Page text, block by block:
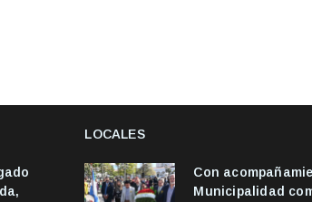
LOCALES
Con
Municipalidad